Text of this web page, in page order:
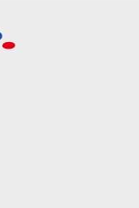
НА БЛИСКИОТ
ВОЈНА?
го поврзува